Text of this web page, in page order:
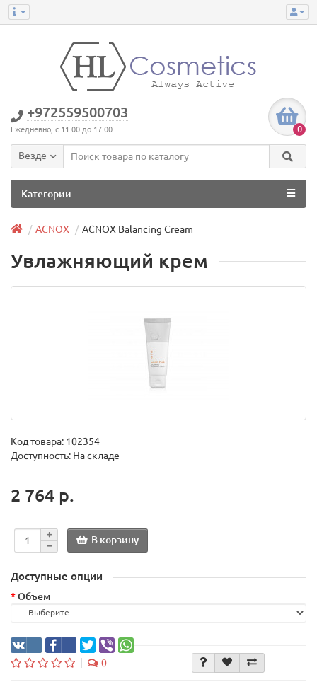
+972559500703
Ежедневно, с 11:00 до 17:00 0
Везде
Категории
ACNOX ACNOX Balancing Сream
Увлажняющий крем
Код товара: 102354
Доступность: На складе
2 764 р.
В корзину
Доступные опции
Объём
0